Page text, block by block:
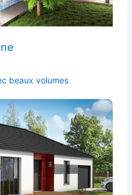
beaux volumes